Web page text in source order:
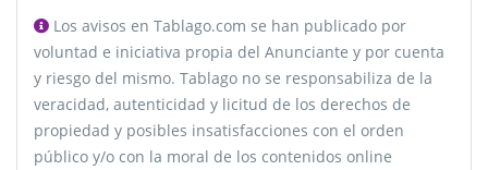
Los avisos en Tablago.com se han publicado por
voluntad e iniciativa propia del Anunciante y por cuenta
y riesgo del mismo. Tablago no se responsabiliza de la
veracidad, autenticidad y licitud de los derechos de
propiedad y posibles insatisfacciones con el orden
público y/o con la moral de los contenidos online